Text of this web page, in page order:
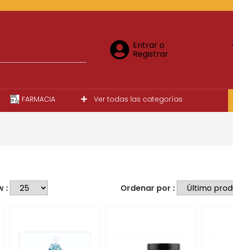
Entrar o
Registrar
FARMACIA Ver todas las categorías
: Ordenar por :